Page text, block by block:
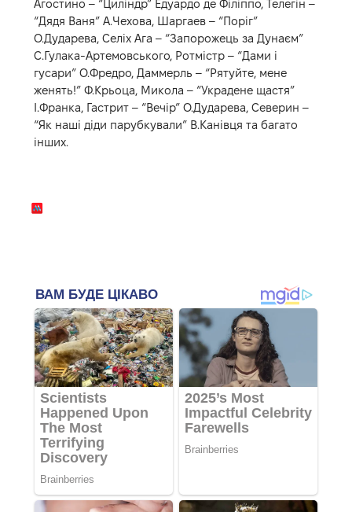
Агостино – “Циліндр” Едуардо де Філіппо, Телегін –
“Дядя Ваня” А.Чехова, Шаргаев – “Поріг”
О.Дударева, Селіх Ага – “Запорожець за Дунаєм”
С.Гулака-Артемовського, Ротмістр – “Дами і
гусари” О.Фредро, Даммерль – “Рятуйте, мене
женять!” Ф.Крьоца, Микола – “Украдене щастя”
І.Франка, Гастрит – “Вечір” О.Дударева, Северин –
“Як наші діди парубкували” В.Канівця та багато
інших.